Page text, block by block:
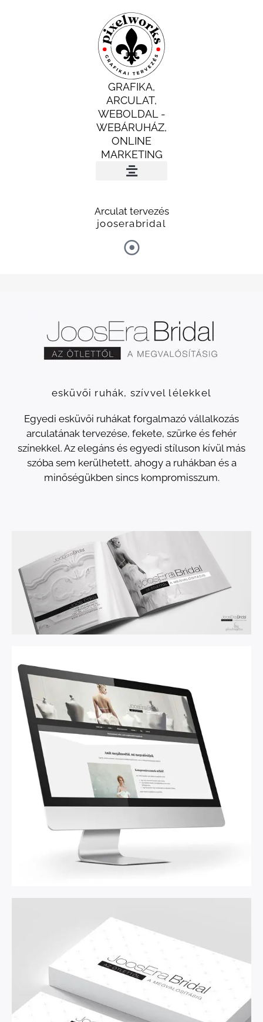
GRAFIKA,
ARCULAT,
WEBOLDAL -
WEBÁRUHÁZ,
ONLINE
MARKETING
Arculat tervezés
jooserabridal
esküvői ruhák, szívvel lélekkel
Egyedi esküvői ruhákat forgalmazó vállalkozás
arculatának tervezése, fekete, szürke és fehér
színekkel. Az elegáns és egyedi stíluson kívül más
szóba sem kerülhetett, ahogy a ruhákban és a
minőségükben sincs kompromisszum.